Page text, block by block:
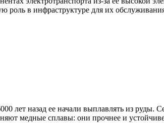
роль в инфраструктуре для их
лет назад ее начали выплавлять из руды.
медные сплавы: они прочнее и